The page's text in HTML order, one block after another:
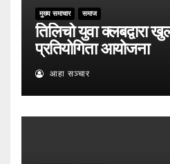
मुख्य समाचार समाज
तिलिचो युवा क्लबद्वारा
प्रतियोगिता आयोजना
आहा सञ्चार